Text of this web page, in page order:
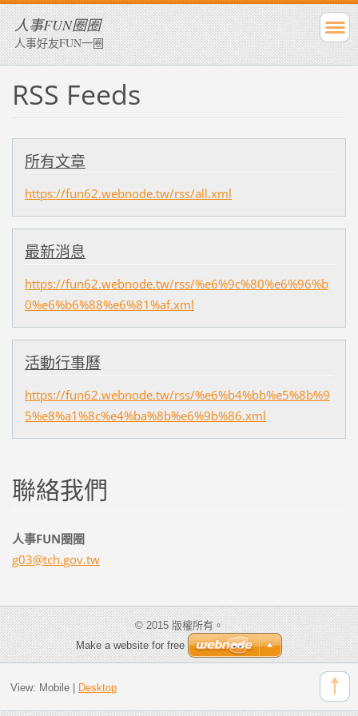
人事FUN圈圈
人事好友FUN一圈
RSS Feeds
所有文章
https://fun62.webnode.tw/rss/all.xml
最新消息
https://fun62.webnode.tw/rss/%e6%9c%80%e6%96%b
0%e6%b6%88%e6%81%af.xml
活動行事曆
https://fun62.webnode.tw/rss/%e6%b4%bb%e5%8b%9
5%e8%a1%8c%e4%ba%8b%e6%9b%86.xml
聯絡我們
人事FUN圈圈
g03@tch.gov.tw
© 2015 版權所有。
Make a website for free
View: Mobile| Desktop